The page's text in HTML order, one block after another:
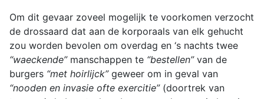
Om dit gevaar zoveel mogelijk te voorkomen verzocht
de drossaard dat aan de korporaals van elk gehucht
zou worden bevolen om overdag en ‘s nachts twee
“waeckende”manschappen te “bestellen” van de
burgers “met hoirlijck”geweer om in geval van
“nooden en invasie ofte exercitie”(doortrek van